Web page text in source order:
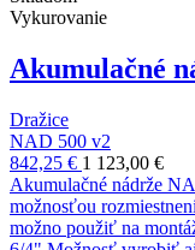
Vykurovanie
Akumulačné
Dražice
NAD 500 v2
842,25 € 1 123,00 €
Akumulačné nádrže
možnosťou
možno použiť na